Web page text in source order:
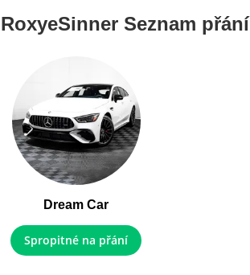
RoxyeSinner Seznam přání
Dream Car
Spropitné na přání